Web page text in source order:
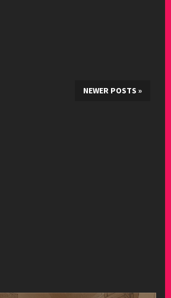
NEWER POSTS »